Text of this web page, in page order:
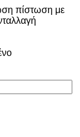
πίστωση με